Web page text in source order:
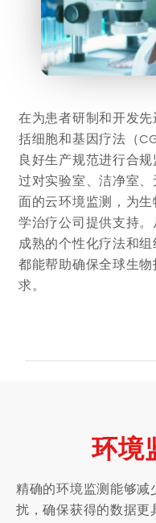
在为患者研制和开发
括细胞和基因疗法（
良好生产规范进行合
过对实验室、洁净室
面的云环境监测，为
学治疗公司提供支持
成熟的个性化疗法和
都能帮助确保全球生
求。
环境
精确的环境监测能够减
扰，确保获得的数据更